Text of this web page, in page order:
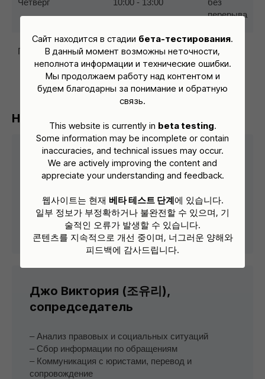
перерыва
Пятница 10:00 - 15:00
12:00 -
13:00
Направления работы:
Ким Джинён (김진영),
сопредседатель
– Взаимодействие с организациями
– Консультации по социальным и правовым
вопросам
Джо Виктория (조유리),
сопредседатель
– Анализ правовых и социальных ситуаций
– Сбор информации по обращениям
– Коммуникация с юристами, перевод и
сопровождение
Сайт находится в стадии бета-тестирования.
В данный момент возможны неточности,
неполнота информации и технические ошибки.
Мы продолжаем работу над контентом и
будем благодарны за понимание и обратную
связь.
This website is currently in beta testing.
Some information may be incomplete or contain
inaccuracies, and technical issues may occur.
We are actively improving the content and
appreciate your understanding and feedback.
웹사이트는 현재 베타 테스트 단계에 있습니다.
일부 정보가 부정확하거나 불완전할 수 있으며, 기
술적인 오류가 발생할 수 있습니다.
콘텐츠를 지속적으로 개선 중이며, 너그러운 양해와
피드백에 감사드립니다.